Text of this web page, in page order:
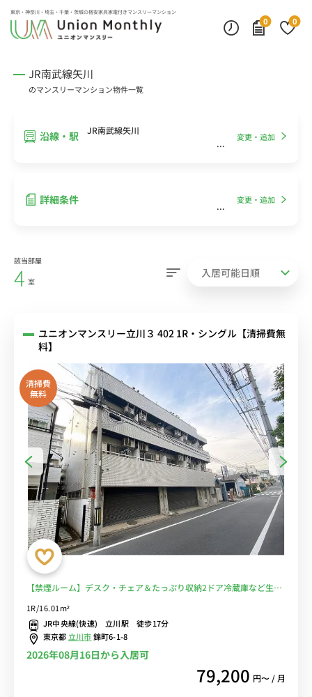
東京・神奈川・埼玉・千葉・茨城の格安家具家電付きマンスリーマンション
0
0
JR南武線矢川
のマンスリーマンション物件一覧
沿線・駅 JR南武線矢川
変更・追加
詳細条件 変更・追加
該当部屋
4 室
ユニオンマンスリー立川３ 402 1R・シングル【清掃費無
料】
清掃費
無料
【禁煙ルーム】デスク・チェア＆たっぷり収納2ドア冷蔵庫など生活
立川」「グランデュオ立川」などのショッピングモールあり。■選べ
るWi-Fi格安レンタル中！
1R/16.01m²
JR中央線(快速) 立川駅 徒歩17分
東京都 立川市錦町6-1-8
2026年08月16日から入居可
79,200 円〜 / 月